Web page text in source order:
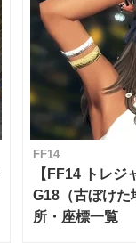
FF14
【FF14 トレジ
G18（古ぼけた
所・座標一覧